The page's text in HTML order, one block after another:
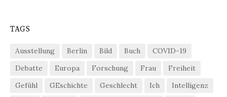
TAGS
Ausstellung Berlin Bild Buch
COVID-19
Debatte
Europa Forschung Frau
Freiheit
Gefühl
GEschichte Geschlecht Ich
Intelligenz